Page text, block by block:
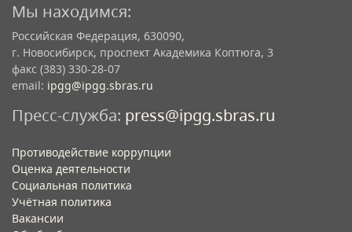
Мы находимся:
Российская Федерация, 630090,
г. Новосибирск, проспект Академика Коптюга, 3
факс (383) 330-28-07
email: ipgg@ipgg.sbras.ru
Пресс-служба: press@ipgg.sbras.ru
Противодействие коррупции
Оценка деятельности
Социальная политика
Учётная политика​
Вакансии​